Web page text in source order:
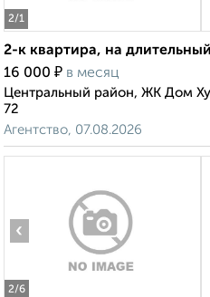
2/1
2-к квартира, на
16 000 ₽ в месяц
Центральный район, ЖК Дом
72
Агентство, 07.08.2026
2/6
‹